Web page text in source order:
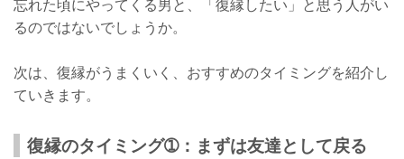
忘れた頃にやってくる男と、「復縁したい」と思う人がい
るのではないでしょうか。
次は、復縁がうまくいく、おすすめのタイミングを紹介し
ていきます。
復縁のタイミング➀：まずは友達として戻る